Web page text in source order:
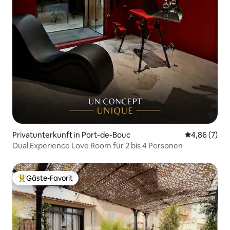
Privatunterkunft in Port-de-Bouc
4,86 (7)
Dual Experience Love Room für 2 bis 4 Personen
Beliebter Gäste-Favorit.
Gäste-Favorit